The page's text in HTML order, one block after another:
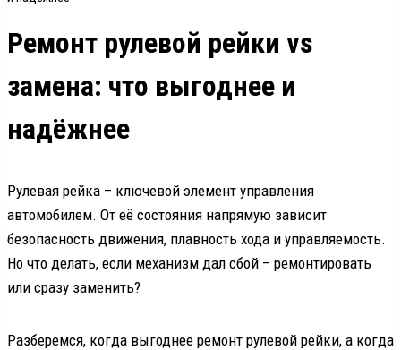
Ремонт рулевой рейки vs
замена: что выгоднее и
надёжнее
Рулевая рейка – ключевой элемент управления
автомобилем. От её состояния напрямую зависит
безопасность движения, плавность хода и управляемость.
Но что делать, если механизм дал сбой – ремонтировать
или сразу заменить?
Разберемся, когда выгоднее ремонт рулевой рейки, а когда